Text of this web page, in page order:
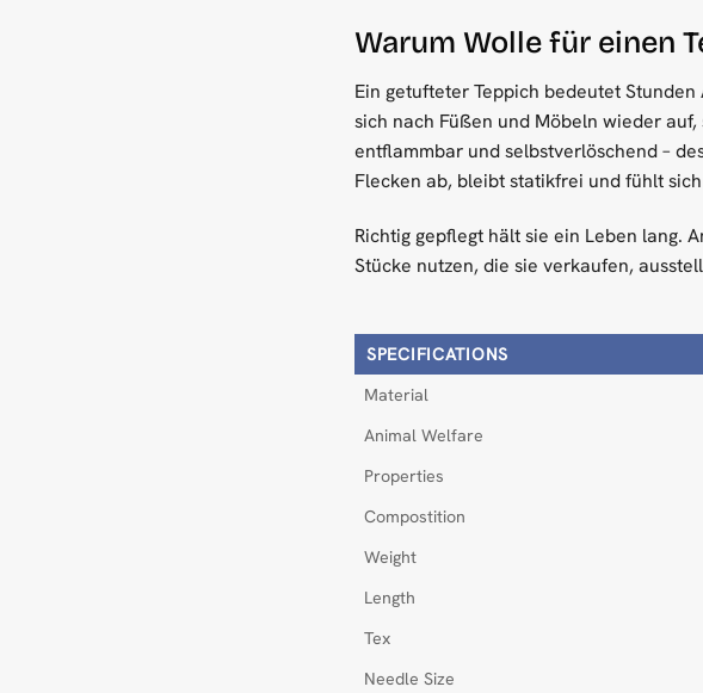
Warum Wolle für einen
Ein getufteter Teppich bedeutet
sich nach Füßen und Möbeln wieder
entflammbar und selbstverlöschend –
Flecken ab, bleibt statikfrei und fühlt
Richtig gepflegt hält sie ein Leben lang.
Stücke nutzen, die sie verkaufen,
SPECIFICATIONS
Material
Animal Welfare
Properties
Compostition
Weight
Length
Tex
Needle Size